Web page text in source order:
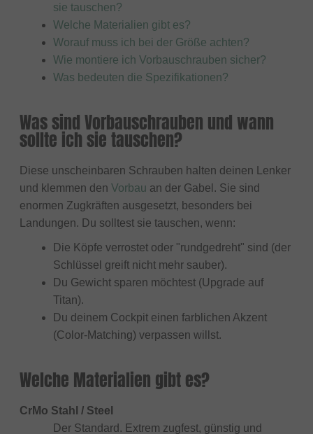
sie tauschen?
Welche Materialien gibt es?
Worauf muss ich bei der Größe achten?
Wie montiere ich Vorbauschrauben sicher?
Was bedeuten die Spezifikationen?
Was sind Vorbauschrauben und wann
sollte ich sie tauschen?
Diese unscheinbaren Schrauben halten deinen Lenker
und klemmen den Vorbau an der Gabel. Sie sind
enormen Zugkräften ausgesetzt, besonders bei
Landungen. Du solltest sie tauschen, wenn:
Die Köpfe verrostet oder "rundgedreht" sind (der
Schlüssel greift nicht mehr sauber).
Du Gewicht sparen möchtest (Upgrade auf
Titan).
Du deinem Cockpit einen farblichen Akzent
(Color-Matching) verpassen willst.
Welche Materialien gibt es?
CrMo Stahl / Steel
Der Standard. Extrem zugfest, günstig und